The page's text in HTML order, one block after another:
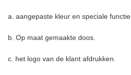
a. aangepaste kleur en speciale functie.
b. Op maat gemaakte doos.
c. het logo van de klant afdrukken.